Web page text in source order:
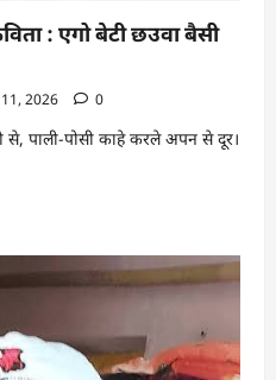
: एगो बेटी छउवा बैसी
11, 2026 0
से, पाली-पोसी काहे करले अपन से दूर।